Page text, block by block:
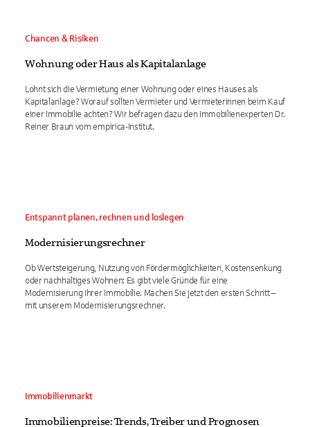
Chancen & Risiken
Wohnung oder Haus als Kapitalanlage
Lohnt sich die Vermietung einer Wohnung oder eines Hauses als
Kapitalanlage? Worauf sollten Vermieter und Vermieterinnen beim Kauf
einer Immobilie achten? Wir befragen dazu den Immobilienexperten Dr.
Reiner Braun vom empirica-Institut.
Entspannt planen, rechnen und loslegen
Modernisierungsrechner
Ob Wertsteigerung, Nutzung von Fördermöglichkeiten, Kostensenkung
oder nachhaltiges Wohnen: Es gibt viele Gründe für eine
Modernisierung Ihrer Immobilie. Machen Sie jetzt den ersten Schritt –
mit unserem Modernisierungsrechner.
Immobilienmarkt
Immobilienpreise: Trends, Treiber und Prognosen